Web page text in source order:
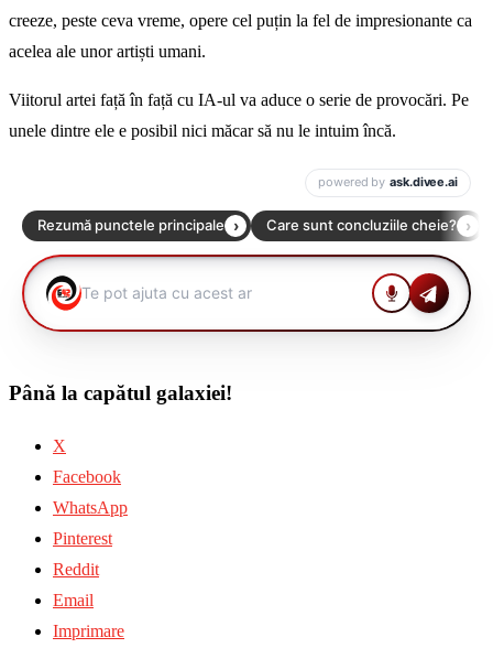
creeze, peste ceva vreme, opere cel puțin la fel de impresionante ca
acelea ale unor artiști umani.
Viitorul artei față în față cu IA-ul va aduce o serie de provocări. Pe
unele dintre ele e posibil nici măcar să nu le intuim încă.
Până la capătul galaxiei!
X
Facebook
WhatsApp
Pinterest
Reddit
Email
Imprimare